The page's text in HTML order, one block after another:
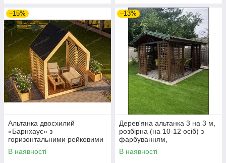
–15%
Альтанка двосхилий
«Барнхаус» з
горизонтальними рейковими
стінками 3 х 2,8 м
В наявності
–13%
Дерев'яна альтанка 3 на 3 м,
розбірна (на 10-12 осіб) з
фарбуванням,
В наявності